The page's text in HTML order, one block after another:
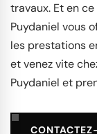
travaux. Et en
Puydaniel vous
les prestations
et venez vite
Puydaniel et